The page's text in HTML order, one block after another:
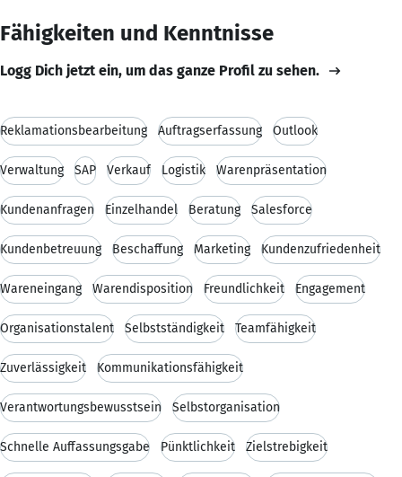
Fähigkeiten und Kenntnisse
Logg Dich jetzt ein, um das ganze Profil zu sehen.
Reklamationsbearbeitung Auftragserfassung Outlook
Verwaltung SAP Verkauf Logistik Warenpräsentation
Kundenanfragen Einzelhandel Beratung Salesforce
Kundenbetreuung Beschaffung Marketing Kundenzufriedenheit
Wareneingang Warendisposition Freundlichkeit Engagement
Organisationstalent Selbstständigkeit Teamfähigkeit
Zuverlässigkeit Kommunikationsfähigkeit
Verantwortungsbewusstsein Selbstorganisation
Schnelle Auffassungsgabe Pünktlichkeit Zielstrebigkeit